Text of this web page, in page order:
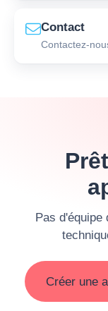
Contact
Contactez-
Pas d'équipe
Créer une